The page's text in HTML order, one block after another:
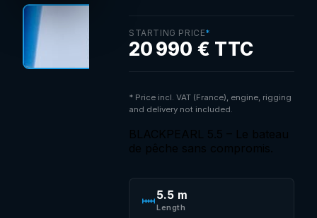
STARTING PRICE*
20 990 € TTC
* Price incl. VAT (France), engine, rigging
and delivery not included.
BLACKPEARL 5.5 – Le bateau
de pêche sans compromis.
5.5 m
Length